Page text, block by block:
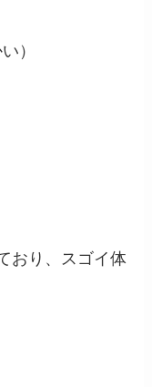
）
おり、スゴイ体